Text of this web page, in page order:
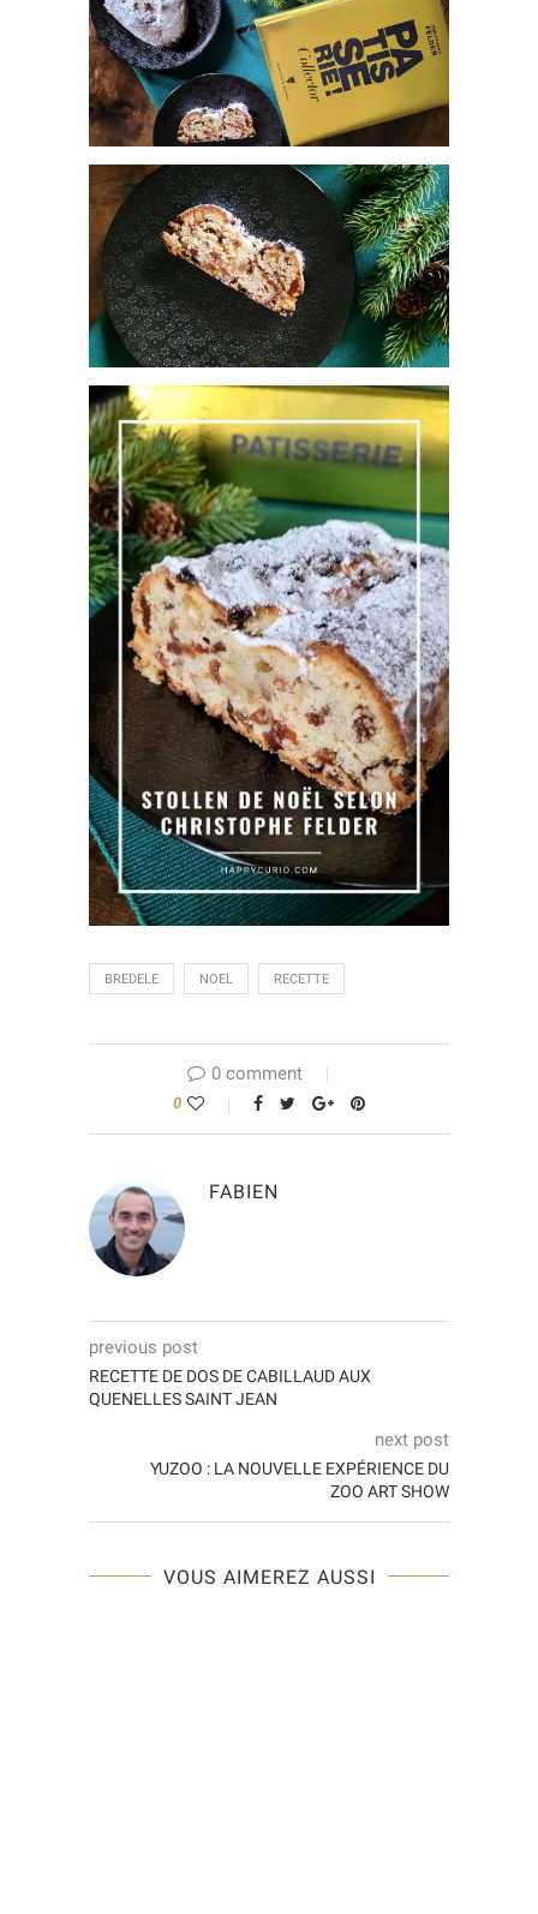
BREDELE NOEL RECETTE
0 comment
0
FABIEN
previous post
RECETTE DE DOS DE CABILLAUD AUX
QUENELLES SAINT JEAN
next post
YUZOO : LA NOUVELLE EXPÉRIENCE DU
ZOO ART SHOW
VOUS AIMEREZ AUSSI